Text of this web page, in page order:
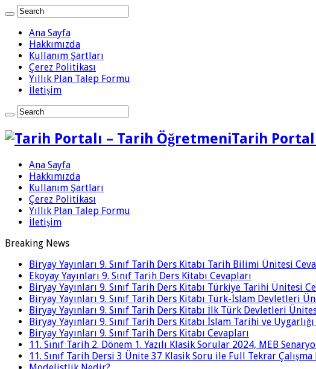
Ana Sayfa
Hakkımızda
Kullanım Şartları
Çerez Politikası
Yıllık Plan Talep Formu
İletişim
Tarih
Ana Sayfa
Hakkımızda
Kullanım Şartları
Çerez Politikası
Yıllık Plan Talep Formu
İletişim
Breaking News
Biryay Yayınları 9. Sınıf Tarih Ders Kitabı Tarih Bilimi Ünitesi
Ekoyay Yayınları 9. Sınıf Tarih Ders Kitabı Cevapları
Biryay Yayınları 9. Sınıf Tarih Ders Kitabı Türkiye Tarihi Ünitesi
Biryay Yayınları 9. Sınıf Tarih Ders Kitabı Türk-İslam Devletleri
Biryay Yayınları 9. Sınıf Tarih Ders Kitabı İlk Türk Devletleri
Biryay Yayınları 9. Sınıf Tarih Ders Kitabı İslam Tarihi ve
Biryay Yayınları 9. Sınıf Tarih Ders Kitabı Cevapları
11. Sınıf Tarih 2. Dönem 1. Yazılı Klasik Sorular 2024, MEB
11. Sınıf Tarih Dersi 3 Ünite 37 Klasik Soru ile Full Tekrar Çalışma